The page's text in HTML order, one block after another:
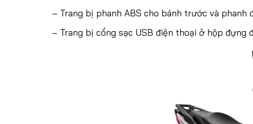
– Trang bị phanh ABS cho bánh trước và phanh
– Trang bị cổng sạc USB điện thoại ở hộp đựng